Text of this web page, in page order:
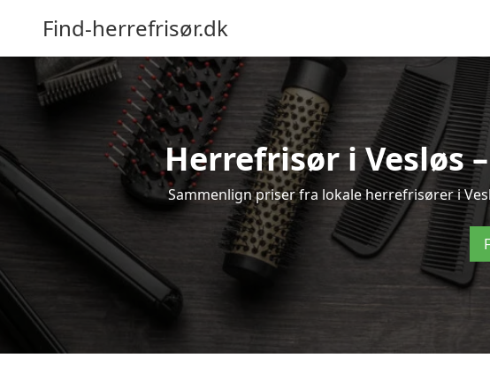
Find-herrefrisør.dk
Herrefrisør i Vesløs
Sammenlign priser fra lokale herrefrisører i